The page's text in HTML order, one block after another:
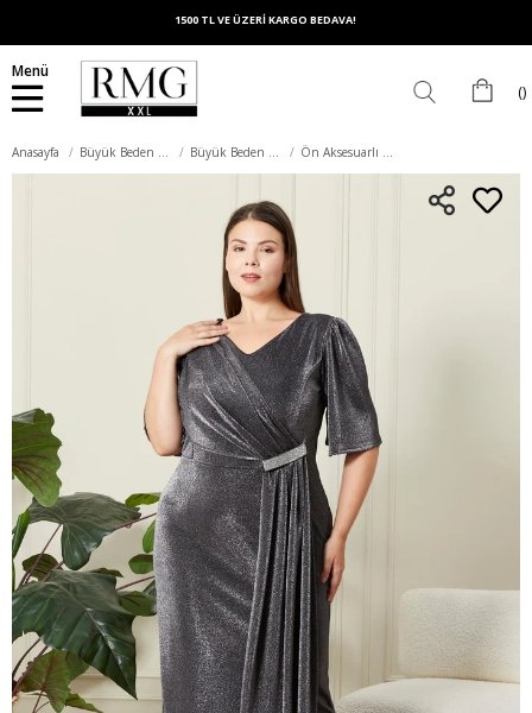
1500 TL VE ÜZERİ KARGO BEDAVA!
Menü
Anasayfa Büyük Beden Elbise Büyük Beden Abiye Elbise Ön Aksesuarlı V Yaka Büyük Beden Füme Abiye Elbise